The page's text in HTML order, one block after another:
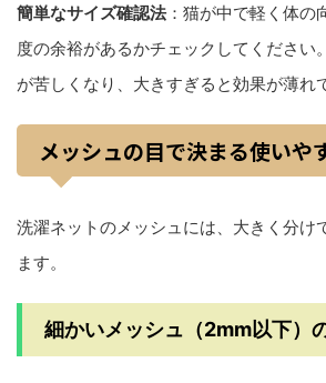
簡単なサイズ確認法：猫が中で軽く体の
度の余裕があるかチェックしてください
が苦しくなり、大きすぎると効果が薄れ
メッシュの目で決まる使いや
洗濯ネットのメッシュには、大きく分け
ます。
細かいメッシュ（2mm以下）